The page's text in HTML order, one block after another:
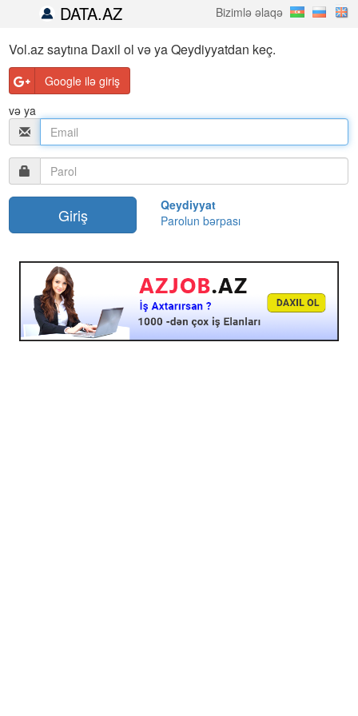
DATA.AZ Bizimlə əlaqə
Vol.az saytına Daxil ol və ya Qeydiyyatdan keç.
Google ilə giriş
və ya
Qeydiyyat
Parolun bərpası